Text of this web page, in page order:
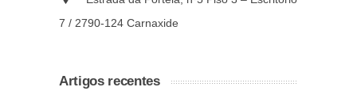
7 / 2790-124 Carnaxide
Artigos recentes